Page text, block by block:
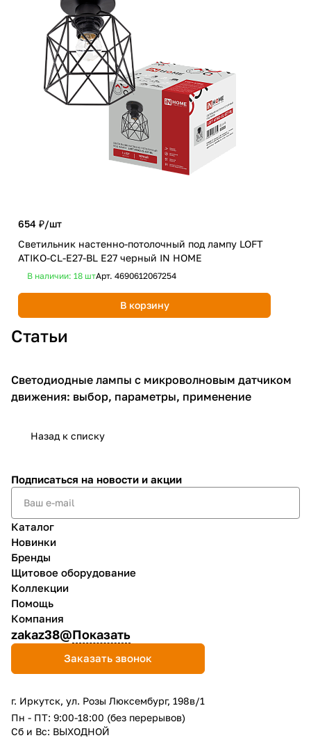
654 ₽/шт
Светильник настенно-потолочный под лампу LOFT
ATIKO-CL-E27-BL Е27 черный IN HOME
В наличии: 18 штАрт. 4690612067254
В корзину
Статьи
Освещение для дома
Светодиодные лампы с микроволновым датчиком
движения: выбор, параметры, применение
Назад к списку
Подписаться на новости и акции
Каталог
Новинки
Бренды
Щитовое оборудование
Коллекции
Помощь
Компания
zakaz38@Показать
Заказать звонок
г. Иркутск, ул. Розы Люксембург, 198в/1
Пн - ПТ: 9:00-18:00 (без перерывов)
Сб и Вс: ВЫХОДНОЙ